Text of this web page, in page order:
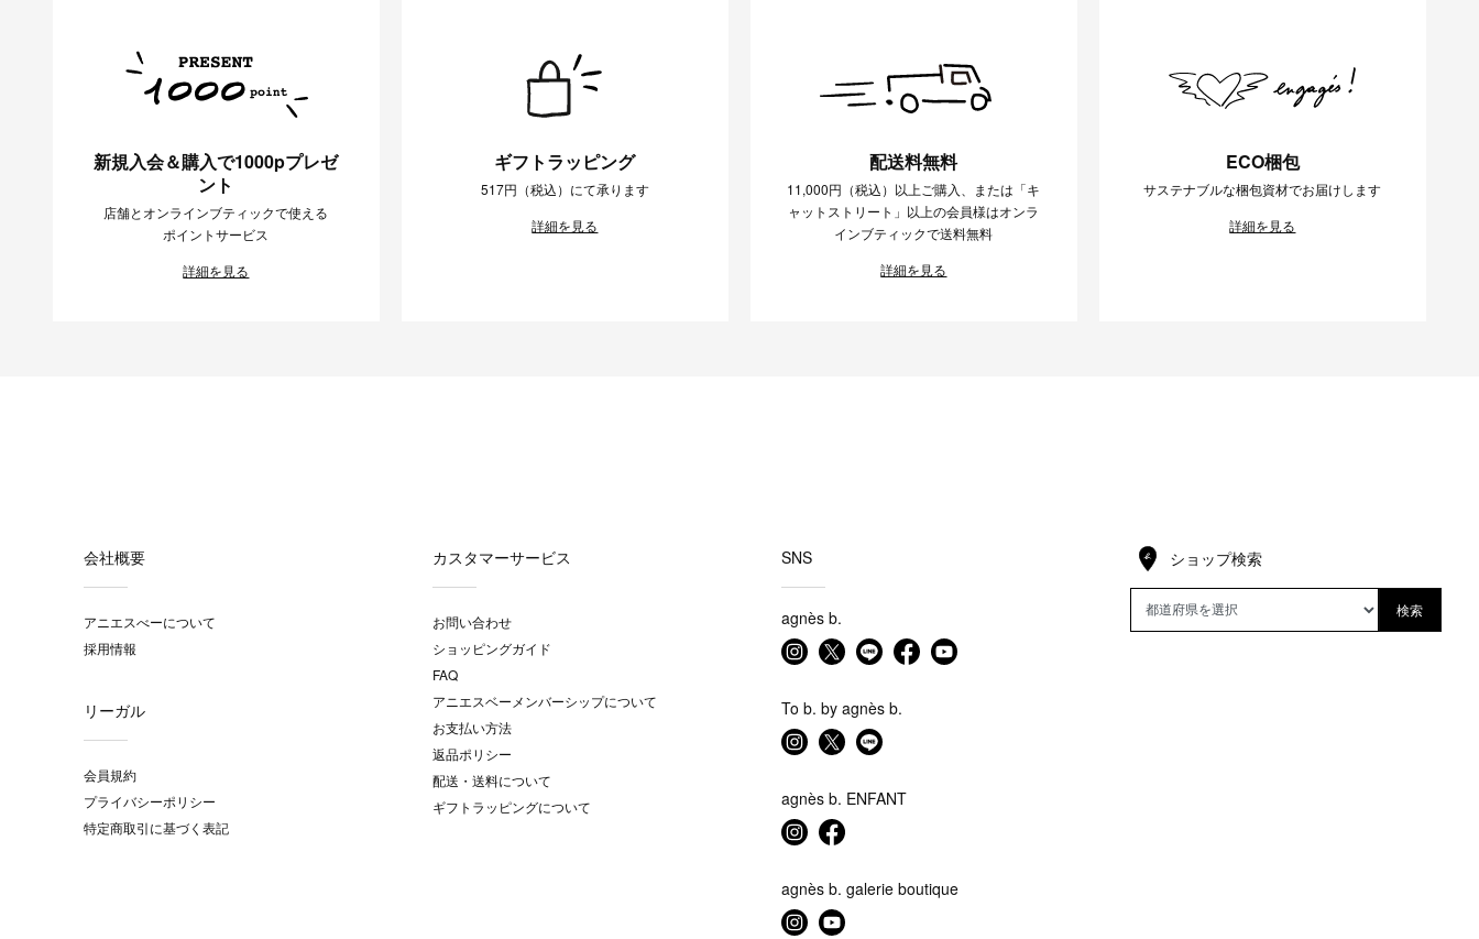
新規入会＆購入で1000pプレゼ
ント
店舗とオンラインブティックで使える
ポイントサービス
詳細を見る
ギフトラッピング
517円（税込）にて承ります
詳細を見る
配送料無料
11,000円（税込）以上ご購入、または「キ
ャットストリート」以上の会員様はオンラ
インブティックで送料無料
詳細を見る
ECO梱包
サステナブルな梱包資材でお届けします
詳細を見る
会社概要
アニエスべーについて
採用情報
リーガル
会員規約
プライバシーポリシー
特定商取引に基づく表記
カスタマーサービス
お問い合わせ
ショッピングガイド
FAQ
アニエスベーメンバーシップについて
お支払い方法
返品ポリシー
配送・送料について
ギフトラッピングについて
SNS
agnès b.
To b. by agnès b.
agnès b. ENFANT
agnès b. galerie boutique
ショップ検索
検索